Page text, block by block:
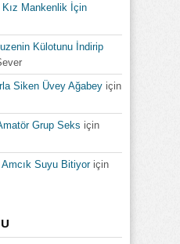
Kız Mankenlik İçin
Külotunu İndirip
Siken Üvey Ağabey için
Grup Seks için
Amcık Suyu Bitiyoriçin